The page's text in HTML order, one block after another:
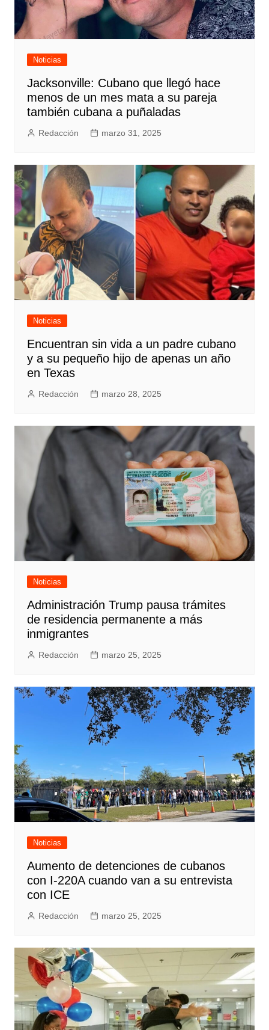
Noticias
Jacksonville: Cubano que llegó hace
menos de un mes mata a su pareja
también cubana a puñaladas
Redacción marzo 31, 2025
Noticias
Encuentran sin vida a un padre cubano
y a su pequeño hijo de apenas un año
en Texas
Redacción marzo 28, 2025
Noticias
Administración Trump pausa trámites
de residencia permanente a más
inmigrantes
Redacción marzo 25, 2025
Noticias
Aumento de detenciones de cubanos
con I-220A cuando van a su entrevista
con ICE
Redacción marzo 25, 2025